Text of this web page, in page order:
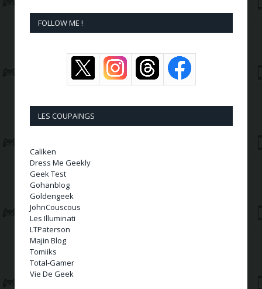
FOLLOW ME !
LES COUPAINGS
Caliken
Dress Me Geekly
Geek Test
Gohanblog
Goldengeek
JohnCouscous
Les Illuminati
LTPaterson
Majin Blog
Tomiiks
Total-Gamer
Vie De Geek